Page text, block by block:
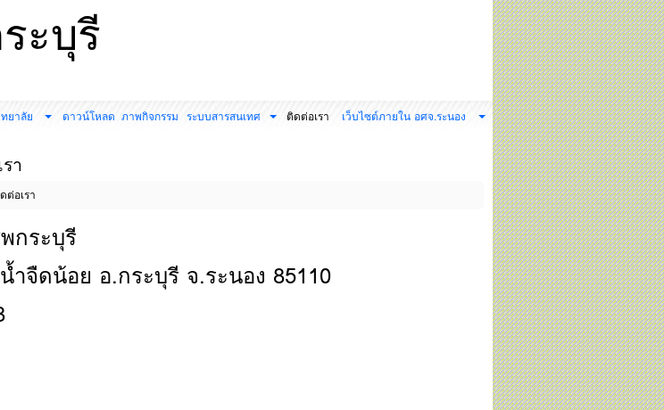
ะบุรี
ยาลัย ดาวน์โหลด ภาพกิจกรรม ระบบสารสนเทศ ติดต่อเรา เว็บไซต์ภายใน อศจ.ระนอง
า
ต่อเรา
กระบุรี
จืดน้อย อ.กระบุรี จ.ระนอง 85110